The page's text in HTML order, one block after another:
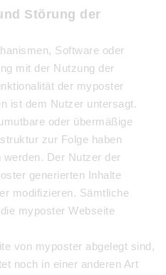
Störung der
Software oder
mit der Nutzung der
der myposter
ist dem Nutzer untersagt.
oder übermäßige
zur Folge haben
Der Nutzer der
generierten Inhalte
modifizieren. Sämtliche
myposter Webseite
von myposter abgelegt sind,
noch in einer anderen Art